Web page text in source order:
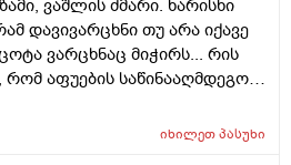
აღარ მქონდეს
ყველას ისეთი ტუჩები
იწიწკნიან. მე კიდევ
რომ შევალ
ვაშლის ძმარი. ხარისხი
დავივარცხნი თუ არა იქავე
ვარცხნაც მიჭირს... რის
რომ აფუების საწინააღმდეგოდ
იხილეთპასუხი